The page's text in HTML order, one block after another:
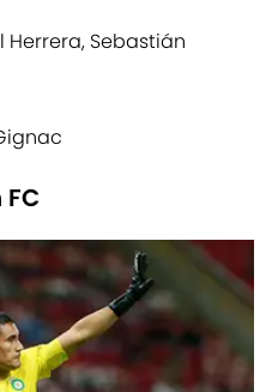
Herrera, Sebastián